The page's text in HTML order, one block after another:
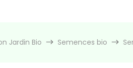
Jardin Bio Semences bio